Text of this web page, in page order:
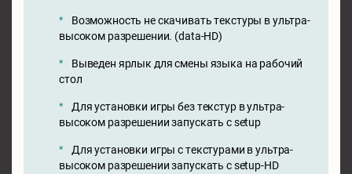
Возможность не скачивать текстуры в ультра-
высоком разрешении. (data-HD)
Выведен ярлык для смены языка на рабочий
стол
Для установки игры без текстур в ультра-
высоком разрешении запускать с setup
Для установки игры с текстурами в ультра-
высоком разрешении запускать с setup-HD